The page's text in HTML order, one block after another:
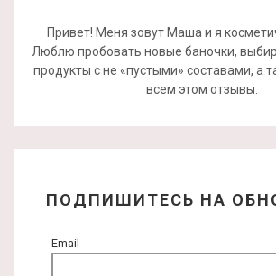
Привет! Меня зовут Маша и я
Люблю пробовать новые баночки,
продукты с не «пустыми» составами, а
всем этом отзывы.
ПОДПИШИТЕСЬ НА
Email